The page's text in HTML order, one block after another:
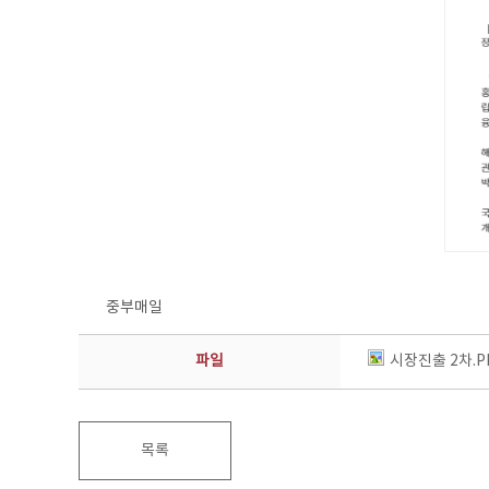
중부매일
파일 시장진출 2차
목록